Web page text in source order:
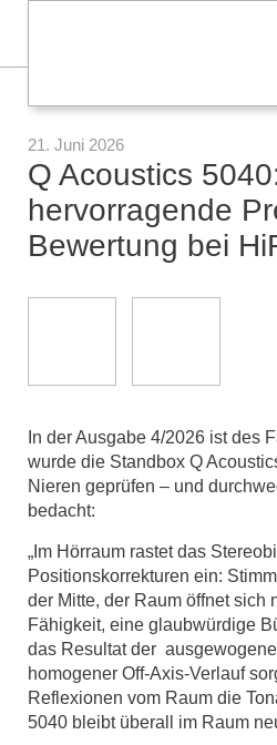
21. Juni 2026
Q Acoustics
hervorragende
Bewertung bei
In der Ausgabe 4/2026 ist des
wurde die Standbox Q
Nieren geprüfen – und
bedacht:
„Im Hörraum rastet das
Positionskorrekturen ein:
der Mitte, der Raum öffnet sich
Fähigkeit, eine glaubwürdige
das Resultat der
homogener Off-Axis-Verlauf
Reflexionen vom Raum die
5040 bleibt überall im Raum